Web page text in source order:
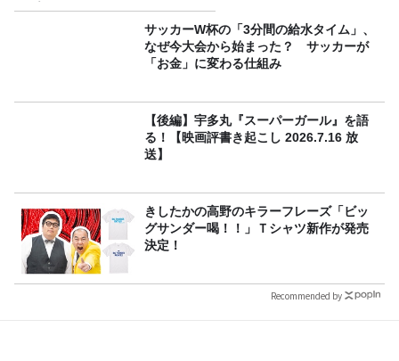
プレゼント！
サッカーW杯の「3分間の給水タイム」、
なぜ今大会から始まった？ サッカーが
「お金」に変わる仕組み
【後編】宇多丸『スーパーガール』を語
る！【映画評書き起こし 2026.7.16 放
送】
きしたかの高野のキラーフレーズ「ビッ
グサンダー喝！！」Ｔシャツ新作が発売
決定！
Recommended by